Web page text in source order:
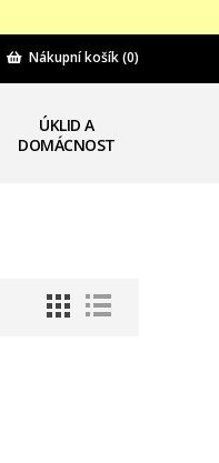
Nákupní košík(0)
ÚKLID A
DOMÁCNOST